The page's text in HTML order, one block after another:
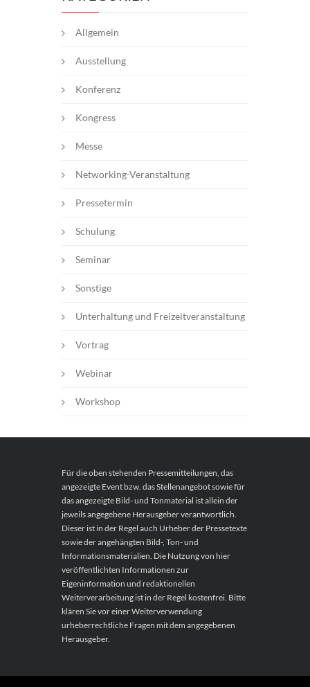
Allgemein
Ausstellung
Konferenz
Kongress
Messe
Networking-Veranstaltung
Pressetermin
Schulung
Seminar
Sonstige
Unterhaltung und Freizeitveranstaltung
Vortrag
Webinar
Workshop
Für die oben stehenden Pressemitteilungen, das
angezeigte Event bzw. das Stellenangebot sowie für
das angezeigte Bild- und Tonmaterial ist allein der
jeweils angegebene Herausgeber verantwortlich.
Dieser ist in der Regel auch Urheber der Pressetexte
sowie der angehängten Bild-, Ton- und
Informationsmaterialien. Die Nutzung von hier
veröffentlichten Informationen zur
Eigeninformation und redaktionellen
Weiterverarbeitung ist in der Regel kostenfrei. Bitte
klären Sie vor einer Weiterverwendung
urheberrechtliche Fragen mit dem angegebenen
Herausgeber.